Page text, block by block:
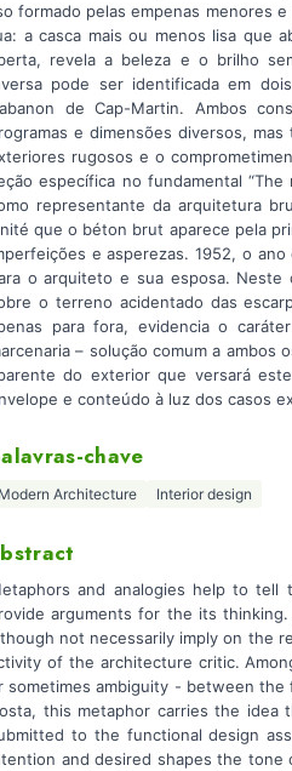
formado pelas empenas menores
a casca mais ou menos lisa que
revela a beleza e o brilho
pode ser identificada em
de Cap-Martin. Ambos
e dimensões diversos,
rugosos e o
específica no fundamental
representante da arquitetura
que o béton brut aparece pela
e asperezas. 1952, o
o arquiteto e sua esposa.
o terreno acidentado das
para fora, evidencia o
– solução comum a
do exterior que versará
e conteúdo à luz dos casos
chave
Modern Architecture Interior design
and analogies help to
arguments for the its
not necessarily imply on the
of the architecture critic.
sometimes ambiguity - between
this metaphor carries the
to the functional design
and desired shapes the